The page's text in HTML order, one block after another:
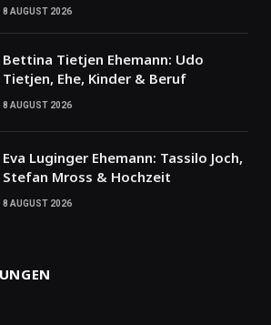
8 AUGUST 2026
Bettina Tietjen Ehemann: Udo
Tietjen, Ehe, Kinder & Beruf
8 AUGUST 2026
Eva Luginger Ehemann: Tassilo Joch,
Stefan Mross & Hochzeit
8 AUGUST 2026